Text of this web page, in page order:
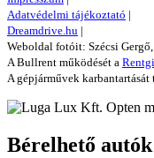
Adatvédelmi tájékoztató |
Dreamdrive.hu |
Weboldal fotóit: Szécsi
A Bullrent működését a
A gépjárművek karbantartását
Bérelhető autók